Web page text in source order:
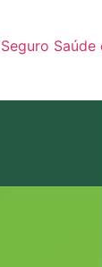
Seguro Saúde